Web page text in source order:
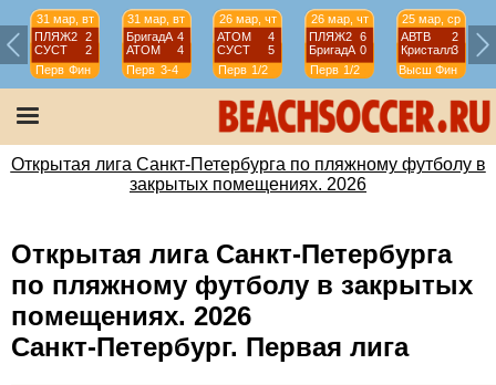
31 мар, вт
ПЛЯЖ2
2
СУСТ
2
Перв Фин
31 мар, вт
БригадА 4
АТОМ
4
Перв 3-4
26 мар, чт
АТОМ
4
СУСТ
5
Перв 1/2
26 мар, чт
ПЛЯЖ2 6
БригадА 0
Перв 1/2
25 мар, ср
АВТВ
2
Кристалл3
Высш Фин
Открытая лига Санкт-Петербурга по пляжному футболу в
закрытых помещениях. 2026
Открытая лига Санкт-Петербурга
по пляжному футболу в закрытых
помещениях. 2026
Санкт-Петербург. Первая лига